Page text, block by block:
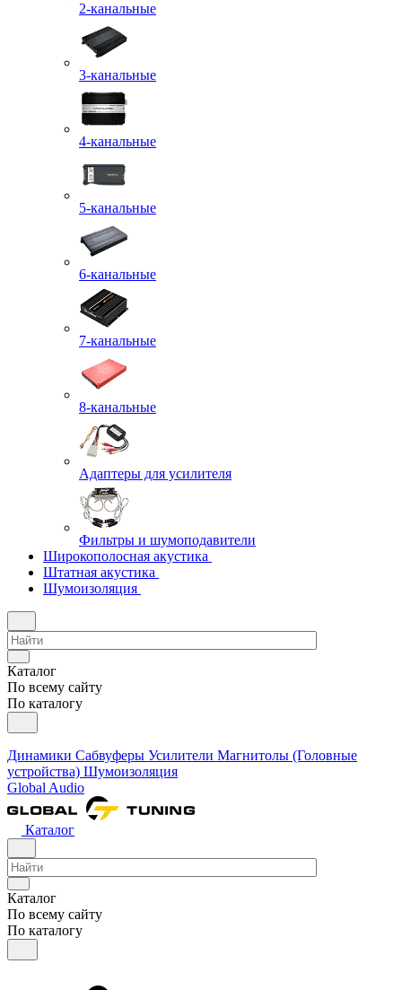
2-канальные
3-канальные
4-канальные
5-канальные
6-канальные
7-канальные
8-канальные
Адаптеры для усилителя
Фильтры и шумоподавители
Широкополосная акустика
Штатная акустика
Шумоизоляция
Каталог
По всему сайту
По каталогу
Динамики Сабвуферы Усилители Магнитолы (Головные
устройства) Шумоизоляция
Global Audio
Каталог
Каталог
По всему сайту
По каталогу